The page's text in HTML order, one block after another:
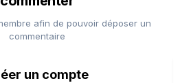
afin de pouvoir déposer un
commentaire
un compte